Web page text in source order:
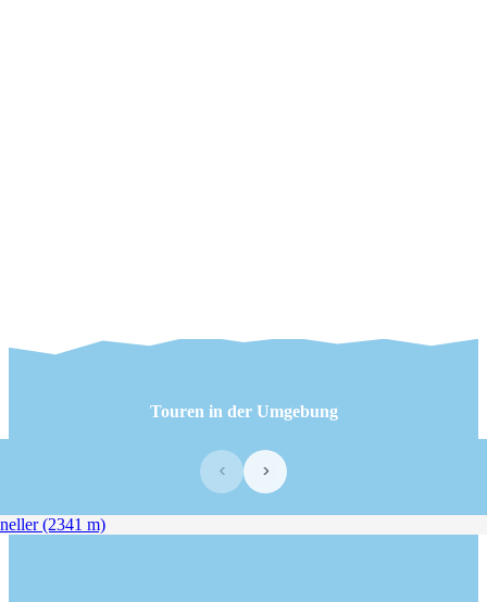
Touren in der Umgebung
‹ ›